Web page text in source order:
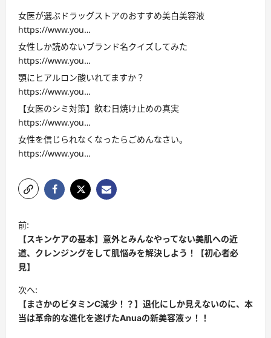
女医が選ぶドラッグストアのおすすめ美白美容液
https://www.you…
女性しか読めないブランド名クイズしてみた
https://www.you…
顎にヒアルロン酸いれてますか？
https://www.you…
【女医のシミ対策】飲む日焼け止めの真実
https://www.you…
女性を信じられなくなったらごめんなさい。
https://www.you…
投
稿
ナ
ビ
ゲ
ー
前:
【スキンケアの基本】意外とみんなやってない美肌への近
道、クレンジングをして肌悩みを解決しよう！【初心者必
見】
次へ:
【まさかのビタミンC減少！？】退化にしか見えないのに、本
当は革命的な進化を遂げたAnuaの新美容液ッ！！